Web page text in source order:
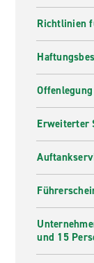
Richtlinien
Offenlegung
Erweiterter
und 15